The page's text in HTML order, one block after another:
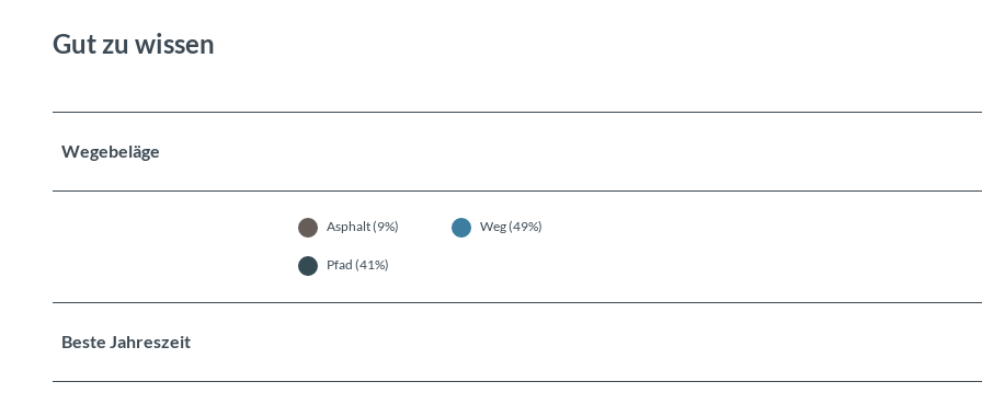
Gut zu wissen
Wegebeläge
Asphalt (9%) Weg (49%)
Pfad (41%)
Beste Jahreszeit